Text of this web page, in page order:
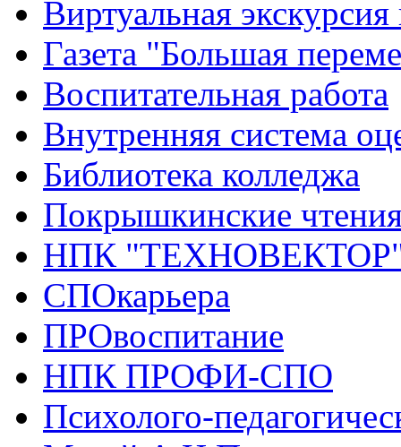
Виртуальная
Газета "Большая
Воспитательная работа
Внутренняя система
Библиотека колледжа
Покрышкинские
НПК
СПОкарьера
ПРОвоспитание
НПК ПРОФИ-СПО
Психолого-